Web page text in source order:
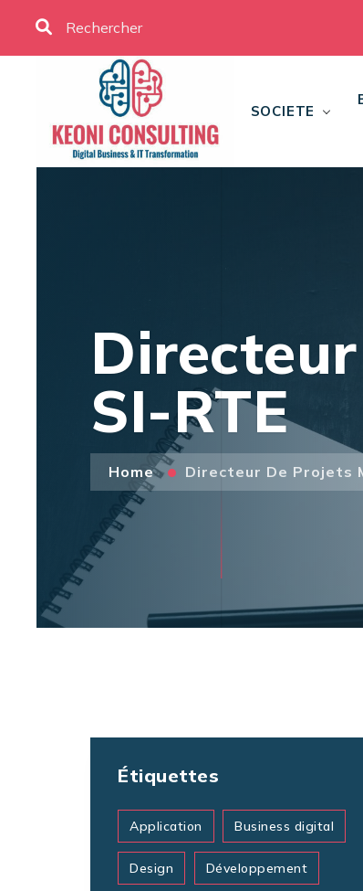
SOCIETE
SI-RTE
Home Directeur De Projets
Étiquettes
Application Business digital
Design Développement